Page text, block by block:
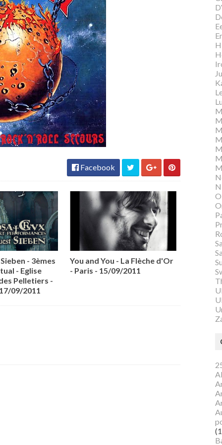
Facebook
- 3èmes
- Eglise
Pelletiers -
09/2011
You and You - La Flèche d'Or
- Paris - 15/09/2011